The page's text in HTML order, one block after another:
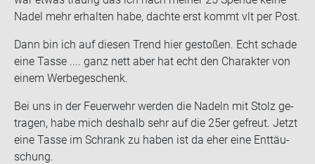
Nadel mehr er­hal­ten habe, dach­te erst kommt vlt per Post.
Dann bin ich auf die­sen Trend hier ge­sto­ßen. Echt scha­de
eine Tasse .... ganz nett aber hat echt den Cha­rak­ter von
einem Wer­be­ge­schenk.
Bei uns in der Feu­er­wehr wer­den die Na­deln mit Stolz ge­
tra­gen, habe mich des­halb sehr auf die 25er ge­freut. Jetzt
eine Tasse im Schrank zu haben ist da eher eine Ent­täu­
schung.